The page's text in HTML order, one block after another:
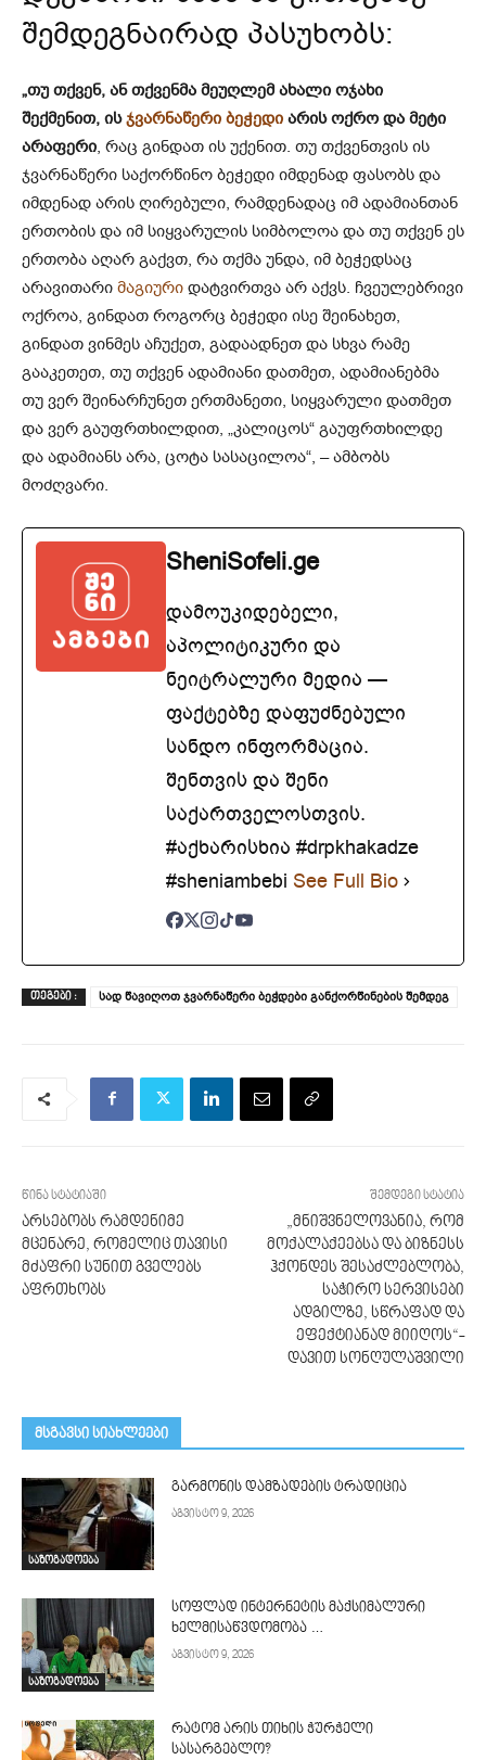
შემდეგნაირად პასუხობს:
„თუ თქვენ, ან თქვენმა მეუღლემ ახალი ოჯახი
შექმენით, ისჯვარნაწერი ბეჭედი არის ოქრო და მეტი
არაფერი, რაც გინდათ ის უქენით. თუ თქვენთვის ის
ჯვარნაწერი საქორწინო ბეჭედი იმდენად ფასობს და
იმდენად არის ღირებული, რამდენადაც იმ ადამიანთან
ერთობის და იმ სიყვარულის სიმბოლოა და თუ თქვენ ეს
ერთობა აღარ გაქვთ, რა თქმა უნდა, იმ ბეჭედსაც
არავითარი მაგიური დატვირთვა არ აქვს. ჩვეულებრივი
ოქროა, გინდათ როგორც ბეჭედი ისე შეინახეთ,
გინდათ ვინმეს აჩუქეთ, გადაადნეთ და სხვა რამე
გააკეთეთ, თუ თქვენ ადამიანი დათმეთ, ადამიანებმა
თუ ვერ შეინარჩუნეთ ერთმანეთი, სიყვარული დათმეთ
და ვერ გაუფრთხილდით, „კალიცოს“ გაუფრთხილდე
და ადამიანს არა, ცოტა სასაცილოა“, – ამბობს
მოძღვარი.
SheniSofeli.ge
დამოუკიდებელი,
აპოლიტიკური და
ნეიტრალური მედია —
ფაქტებზე დაფუძნებული
სანდო ინფორმაცია.
შენთვის და შენი
საქართველოსთვის.
#აქხარისხია #drpkhakadze
#sheniambebi See Full Bio
ᲗᲔᲒᲔᲑᲘ : სად წავიღოთ ჯვარნაწერი ბეჭდები განქორწინების შემდეგ
წინა სტატიაში
არსებობს რამდენიმე
მცენარე, რომელიც თავისი
მძაფრი სუნით გველებს
აფრთხობს
შემდეგი სტატია
„მნიშვნელოვანია, რომ
მოქალაქეებსა და ბიზნესს
ჰქონდეს შესაძლებლობა,
საჭირო სერვისები
ადგილზე, სწრაფად და
ეფექტიანად მიიღოს“-
დავით სონღულაშვილი
მსგავსი სიახლეები
საზოგადოება
გარმონის დამზადების ტრადიცია
აგვისტო 9, 2026
საზოგადოება
სოფლად ინტერნეტის მაქსიმალური
ხელმისაწვდომობა …
აგვისტო 9, 2026
რატომ არის თიხის ჭურჭელი
სასარგებლო?